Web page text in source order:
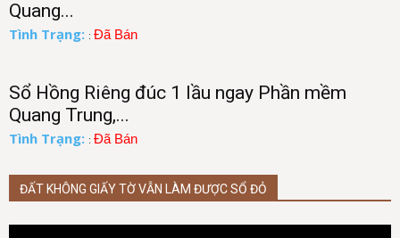
Quang...
Tình Trạng: : Đã Bán
Sổ Hồng Riêng đúc 1 lầu ngay Phần mềm
Quang Trung,...
Tình Trạng: : Đã Bán
ĐẤT KHÔNG GIẤY TỜ VẪN LÀM ĐƯỢC SỔ ĐỎ